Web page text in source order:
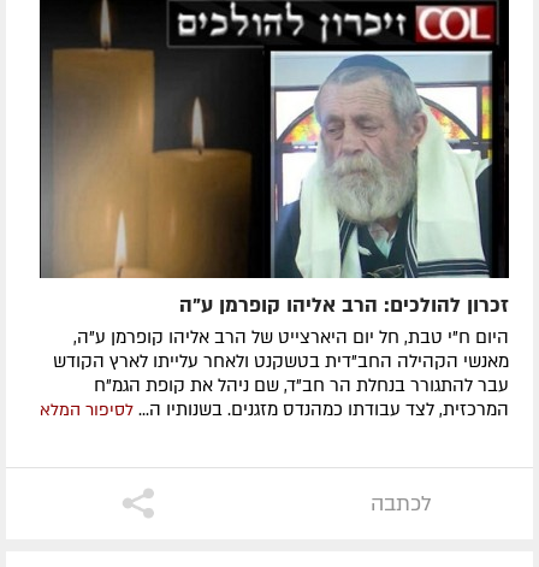
זכרון להולכים: הרב אליהו קופרמן ע"ה
היום ח"י טבת, חל יום היארצייט של הרב אליהו קופרמן ע"ה,
מאנשי הקהילה החב"דית בטשקנט ולאחר עלייתו לארץ הקודש
עבר להתגורר בנחלת הר חב"ד, שם ניהל את קופת הגמ"ח
המרכזית, לצד עבודתו כמהנדס מזגנים. בשנותיו ה... לסיפור המלא
לכתבה